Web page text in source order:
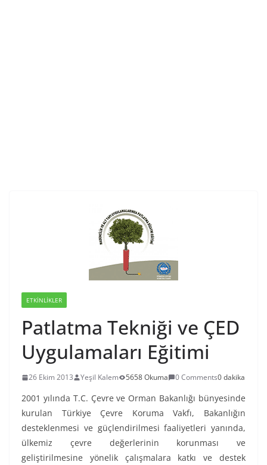
ETKINLIKLER
Patlatma Tekniği ve ÇED
Uygulamaları Eğitimi
26 Ekim 2013 Yeşil Kalem 5658 Okuma 0 Comments0 dakika
2001 yılında T.C. Çevre ve Orman Bakanlığı bünyesinde
kurulan Türkiye Çevre Koruma Vakfı, Bakanlığın
desteklenmesi ve güçlendirilmesi faaliyetleri yanında,
ülkemiz çevre değerlerinin korunması ve
geliştirilmesine yönelik çalışmalara katkı ve destek